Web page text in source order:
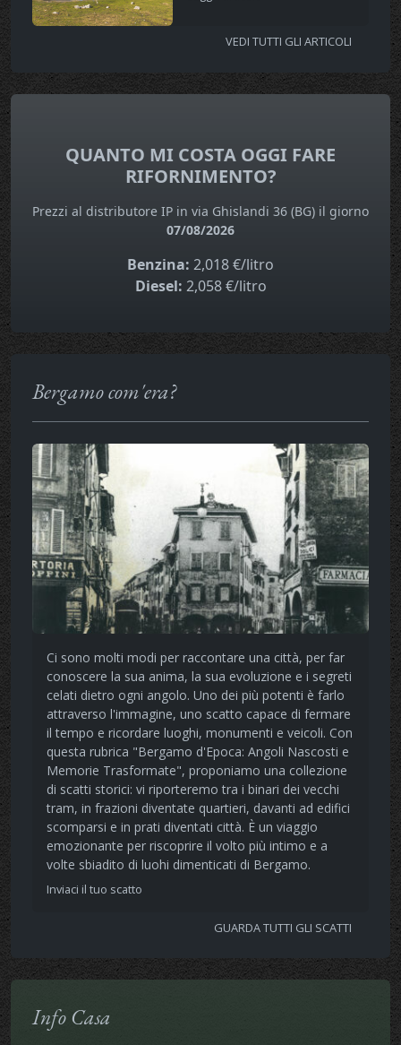
VEDI TUTTI GLI ARTICOLI
QUANTO MI COSTA OGGI FARE
RIFORNIMENTO?
Prezzi al distributore IP in via Ghislandi 36 (BG) il giorno
07/08/2026
Benzina: 2,018 €/litro
Diesel: 2,058 €/litro
Bergamo com'era?
Ci sono molti modi per raccontare una città, per far
conoscere la sua anima, la sua evoluzione e i segreti
celati dietro ogni angolo. Uno dei più potenti è farlo
attraverso l'immagine, uno scatto capace di fermare
il tempo e ricordare luoghi, monumenti e veicoli. Con
questa rubrica "Bergamo d'Epoca: Angoli Nascosti e
Memorie Trasformate", proponiamo una collezione
di scatti storici: vi riporteremo tra i binari dei vecchi
tram, in frazioni diventate quartieri, davanti ad edifici
scomparsi e in prati diventati città. È un viaggio
emozionante per riscoprire il volto più intimo e a
volte sbiadito di luohi dimenticati di Bergamo.
Inviaci il tuo scatto
GUARDA TUTTI GLI SCATTI
Info Casa